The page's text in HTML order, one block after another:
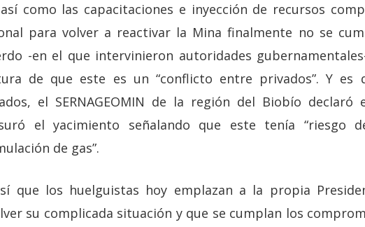
como las capacitaciones e inyección de recursos
para volver a reactivar la Mina finalmente no se
-en el que intervinieron autoridades
de que este es un “conflicto entre privados”. Y es
el SERNAGEOMIN de la región del Biobío declaró
el yacimiento señalando que este tenía “riesgo
de gas”.
que los huelguistas hoy emplazan a la propia
su complicada situación y que se cumplan los